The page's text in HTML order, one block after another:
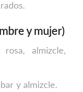
y mujer)
almizcle,
y almizcle.